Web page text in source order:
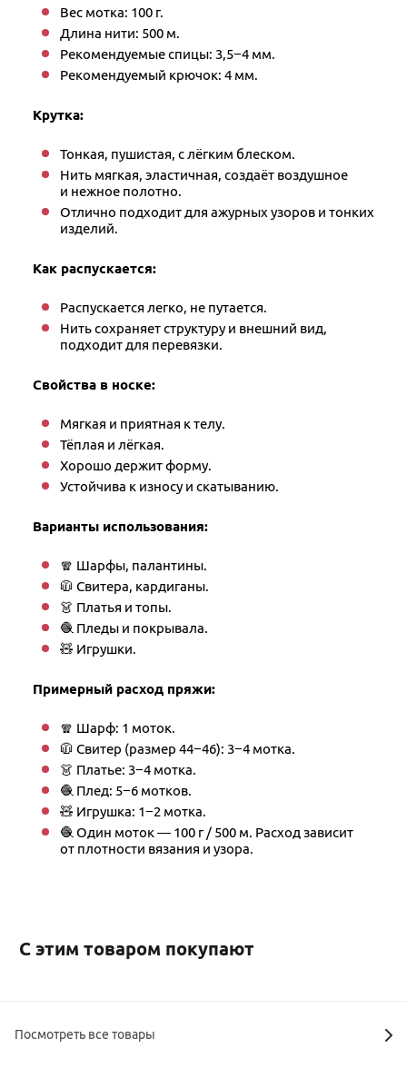
Вес мотка: 100 г.
Длина нити: 500 м.
Рекомендуемые спицы: 3,5−4 мм.
Рекомендуемый крючок: 4 мм.
Крутка:
Тонкая, пушистая, с лёгким блеском.
Нить мягкая, эластичная, создаёт воздушное
и нежное полотно.
Отлично подходит для ажурных узоров и тонких
изделий.​
Как распускается:
Распускается легко, не путается.
Нить сохраняет структуру и внешний вид,
подходит для перевязки.​
Свойства в носке:
Мягкая и приятная к телу.
Тёплая и лёгкая.
Хорошо держит форму.
Устойчива к износу и скатыванию​.
Варианты использования:
🧣 Шарфы, палантины.
🧥 Свитера, кардиганы.
👗 Платья и топы.
🧶 Пледы и покрывала.
🧸 Игрушки​.
Примерный расход пряжи:
🧣 Шарф: 1 моток.
🧥 Свитер (размер 44−46): 3−4 мотка.
👗 Платье: 3−4 мотка.
🧶 Плед: 5−6 мотков.
🧸 Игрушка: 1−2 мотка​.
🧶 Один моток — 100 г / 500 м. Расход зависит
от плотности вязания и узора.
С этим товаром покупают
Посмотреть все товары